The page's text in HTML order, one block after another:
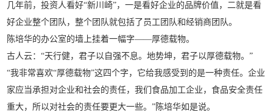
几年前，投资人看好“新川崎”，一是看好企业的品牌价值，二就是看
好企业整个团队，整个团队就包括了员工团队和经销商团队。
陈培华的办公室的墙上挂着一幅字——厚德载物。
古人云：“天行健，君子以自强不息。地势坤，君子以厚德载物。”
“我非常喜欢“厚德载物”这四个字，它给我感受到的是一种责任。企业
家应当承担对企业和社会的责任，我们食品加工企业，食品安全责任
重大，所以对社会的责任要更大一些。”陈培华如是说。